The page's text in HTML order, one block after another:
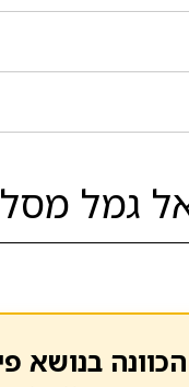
10% מניות
בנושא